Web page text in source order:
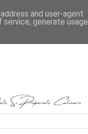
and user-agent
generate usage